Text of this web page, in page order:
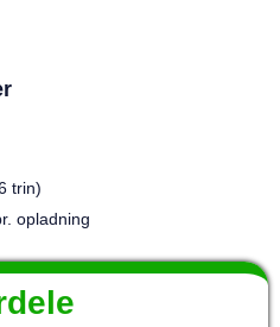
trin)
opladning